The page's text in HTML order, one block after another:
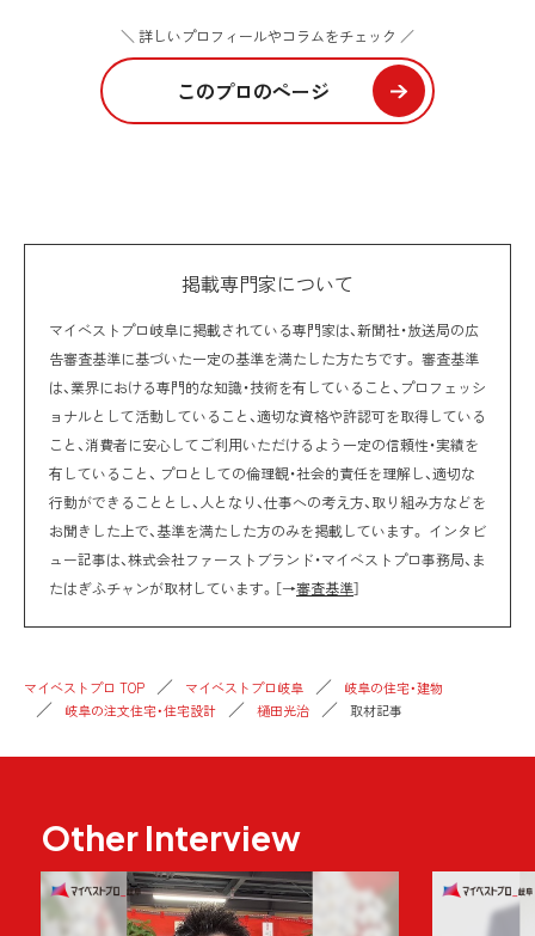
＼ 詳しいプロフィールやコラムをチェック ／
このプロのページ
掲載専門家について
マイベストプロ岐阜に掲載されている専門家は、新聞社・放送局の広
告審査基準に基づいた一定の基準を満たした方たちです。 審査基準
は、業界における専門的な知識・技術を有していること、プロフェッシ
ョナルとして活動していること、適切な資格や許認可を取得している
こと、消費者に安心してご利用いただけるよう一定の信頼性・実績を
有していること、 プロとしての倫理観・社会的責任を理解し、適切な
行動ができることとし、人となり、仕事への考え方、取り組み方などを
お聞きした上で、基準を満たした方のみを掲載しています。 インタビ
ュー記事は、株式会社ファーストブランド・マイベストプロ事務局、ま
たはぎふチャンが取材しています。［→審査基準］
マイベストプロ TOP マイベストプロ岐阜
岐阜の住宅・建物
岐阜の注文住宅・住宅設計
樋田光治 取材記事
Other Interview